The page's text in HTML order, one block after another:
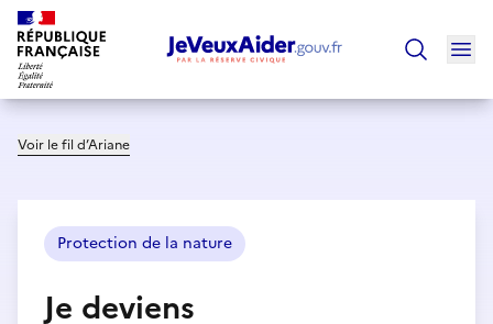
Voir le fil d’Ariane
Protection de la nature
Je deviens